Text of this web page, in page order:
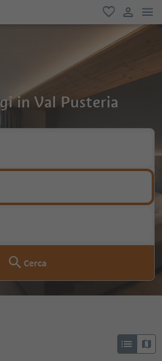
favoriti
user link
in Val Pusteria
Cerca